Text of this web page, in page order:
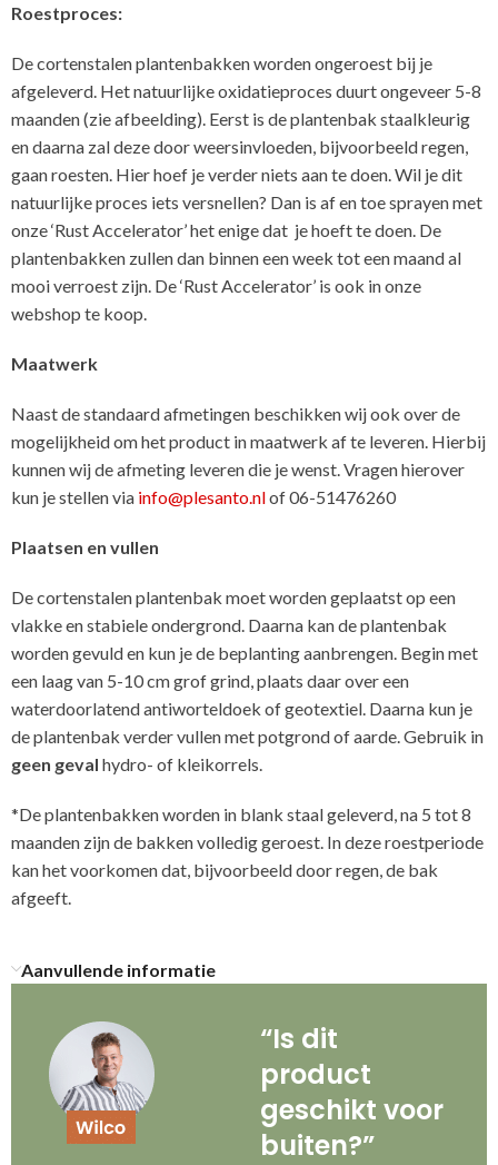
Roestproces:
De cortenstalen plantenbakken worden ongeroest bij je
afgeleverd. Het natuurlijke oxidatieproces duurt ongeveer 5-8
maanden (zie afbeelding). Eerst is de plantenbak staalkleurig
en daarna zal deze door weersinvloeden, bijvoorbeeld regen,
gaan roesten. Hier hoef je verder niets aan te doen. Wil je dit
natuurlijke proces iets versnellen? Dan is af en toe sprayen met
onze ‘Rust Accelerator’ het enige dat je hoeft te doen. De
plantenbakken zullen dan binnen een week tot een maand al
mooi verroest zijn. De ‘Rust Accelerator’ is ook in onze
webshop te koop.
Maatwerk
Naast de standaard afmetingen beschikken wij ook over de
mogelijkheid om het product in maatwerk af te leveren. Hierbij
kunnen wij de afmeting leveren die je wenst. Vragen hierover
kun je stellen via info@plesanto.nlof 06-51476260
Plaatsen en vullen
De cortenstalen plantenbak moet worden geplaatst op een
vlakke en stabiele ondergrond. Daarna kan de plantenbak
worden gevuld en kun je de beplanting aanbrengen. Begin met
een laag van 5-10 cm grof grind, plaats daar over een
waterdoorlatend antiworteldoek of geotextiel. Daarna kun je
de plantenbak verder vullen met potgrond of aarde. Gebruik in
geen geval hydro- of kleikorrels.
*De plantenbakken worden in blank staal geleverd, na 5 tot 8
maanden zijn de bakken volledig geroest. In deze roestperiode
kan het voorkomen dat, bijvoorbeeld door regen, de bak
afgeeft.
Aanvullende informatie
“Is dit
product
geschikt voor
buiten?”